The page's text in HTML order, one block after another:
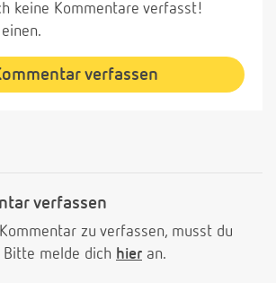
keine Kommentare verfasst!
verfassen
verfassen
zu verfassen, musst du
melde dich hier an.